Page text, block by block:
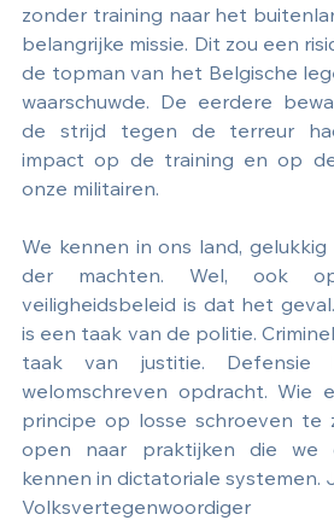
zonder training naar het
belangrijke missie. Dit zou een
de topman van het Belgische
waarschuwde. De eerdere
de strijd tegen de terreur
impact op de training en op
onze militairen.
We kennen in ons land, gelukkig
der machten. Wel, ook
veiligheidsbeleid is dat het
is een taak van de politie.
taak van justitie. Defensie
welomschreven opdracht. Wie
principe op losse schroeven te
open naar praktijken die we
kennen in dictatoriale systemen.
Volksvertegenwoordiger